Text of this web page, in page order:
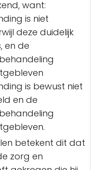
want:
is niet
deze duidelijk
en de
is bewust niet
en de
betekent dit dat
zorg en